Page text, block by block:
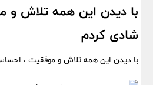
با دیدن این همه تلاش
شادی کردم
با دیدن این همه تلاش و موفقیت ،